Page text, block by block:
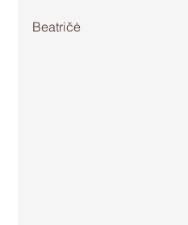
Beatričė